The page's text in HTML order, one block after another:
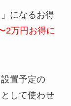
になるお得
2万円お得に
置予定の
して使わせ